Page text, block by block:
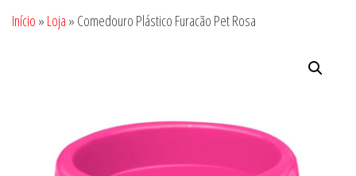
Início » Loja » Comedouro Plástico Furacão Pet Rosa